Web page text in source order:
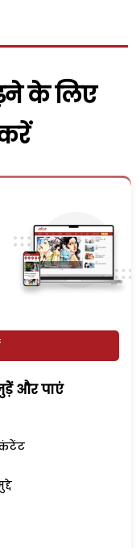
के लिए
और पाएं
कंटेंट